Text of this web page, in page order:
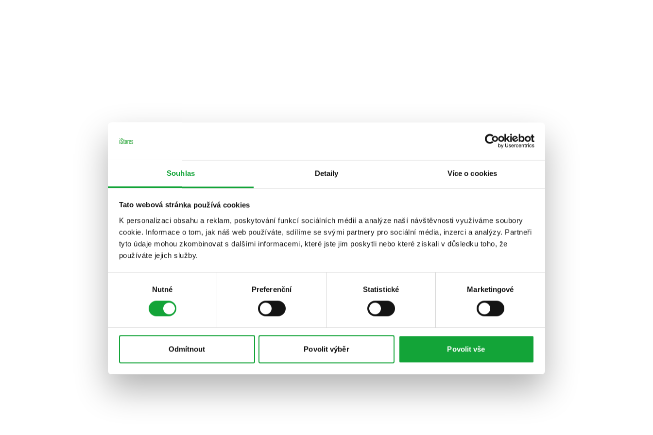
Souhlas Detaily Více o cookies
Tato webová stránka používá cookies
K personalizaci obsahu a reklam, poskytování funkcí sociálních médií a analýze naší návštěvnosti využíváme soubory
cookie. Informace o tom, jak náš web používáte, sdílíme se svými partnery pro sociální média, inzerci a analýzy. Partneři
tyto údaje mohou zkombinovat s dalšími informacemi, které jste jim poskytli nebo které získali v důsledku toho, že
používáte jejich služby.
Nutné Preferenční Statistické Marketingové
Odmítnout Povolit výběr Povolit vše